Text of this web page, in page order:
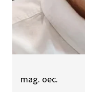
mag. oec.